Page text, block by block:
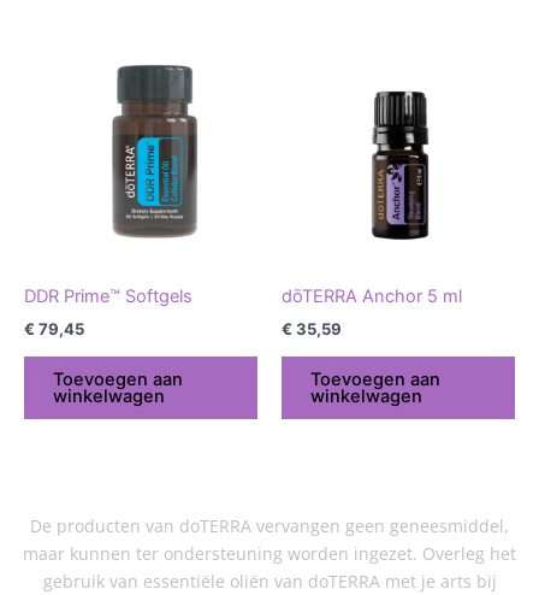
DDR Prime™ Softgels
€ 79,45
Toevoegen aan
winkelwagen
dōTERRA Anchor 5 ml
€ 35,59
Toevoegen aan
winkelwagen
De producten van doTERRA vervangen geen geneesmiddel,
maar kunnen ter ondersteuning worden ingezet. Overleg het
gebruik van essentiële oliën van doTERRA met je arts bij